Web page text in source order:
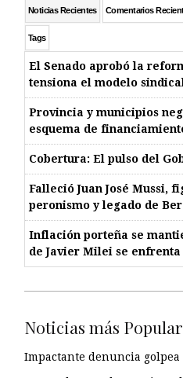
Noticias Recientes Comentarios
Tags
El Senado aprobó la
tensiona el modelo
Provincia y municipios
esquema de
Cobertura: El pulso del
Falleció Juan José Mussi,
peronismo y legado de
Inflación porteña se
de Javier Milei se
Noticias más
Impactante denuncia